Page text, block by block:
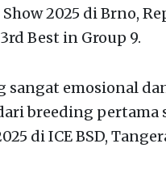
2025 di Brno,
Best in Group 9.
sangat emosional
breeding pertama
di ICE BSD,